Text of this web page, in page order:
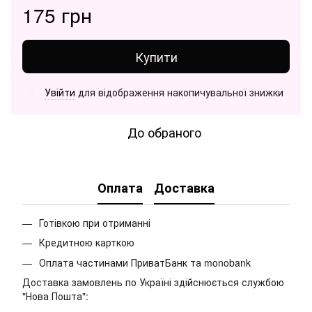
175 грн
Купити
Увійти для відображення накопичувальної знижки
До обраного
Оплата Доставка
Готівкою при отриманні
Кредитною карткою
Оплата частинами ПриватБанк та monobank
Доставка замовлень по Україні здійснюється службою
"Нова Пошта":